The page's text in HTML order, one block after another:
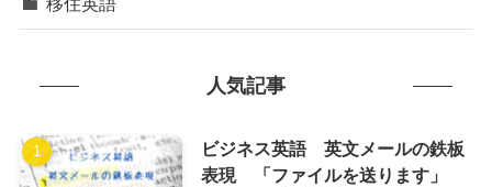
人気記事
ビジネス英語 英文メールの鉄板
表現 「ファイルを送ります」